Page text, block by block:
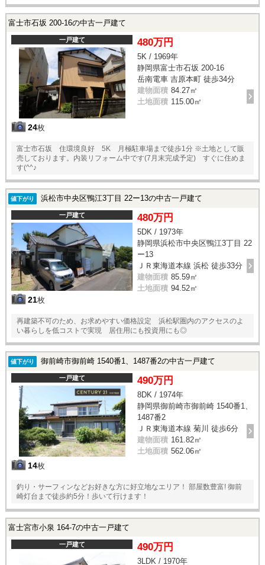
富士市石坂 200-16の中古一戸建て
一戸建て
24枚
480万円
5K / 1969年
静岡県富士市石坂 200-16
岳南電車 吉原本町 徒歩34分
建物面積 84.27㎡
土地面積 115.00㎡
富士市石坂 住環境良好 5K 月極駐車場まで徒歩1分 ※土地として販
売しております。内装リフォーム中です(7月末完成予定) すぐに住めま
す(^^♪
値下がり 浜松市中央区鴨江3丁目 22ー13の中古一戸建て
一戸建て
21枚
480万円
5DK / 1973年
静岡県浜松市中央区鴨江3丁目 22
ー13
ＪＲ東海道本線 浜松 徒歩33分
建物面積 85.59㎡
土地面積 94.52㎡
再建築不可のため、お求めやすい価格設定 浜松駅圏内のアクセスのよ
い暮らしを低コストで実現 居住用にも投資用にも◎
値下がり 御前崎市御前崎 1540番1、1487番2の中古一戸建て
一戸建て
14枚
490万円
8DK / 1974年
静岡県御前崎市御前崎 1540番1、
1487番2
ＪＲ東海道本線 菊川 徒歩6分
建物面積 161.82㎡
土地面積 562.06㎡
釣り・サーフィンなどお好きな方に好立地なエリア！ 部屋数豊富! 御前
崎灯台まで徒歩約5分！歩いて行けます！
富士宮市小泉 164-7の中古一戸建て
一戸建て 490万円
3LDK / 1970年